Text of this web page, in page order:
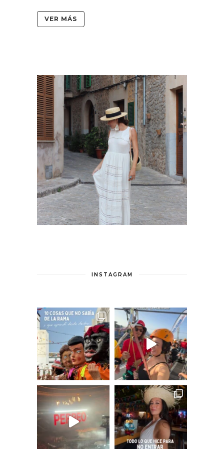
VER MÁS
INSTAGRAM